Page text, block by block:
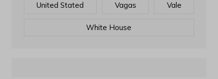
United Stated Vagas Vale
White House